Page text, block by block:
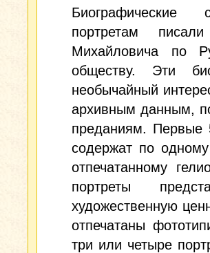
портретам
Михайловича по
обществу. Эти
необычайный
архивным данным,
преданиям. Первые
содержат по
отпечатанному
портреты
художественную
отпечатаны
три или четыре